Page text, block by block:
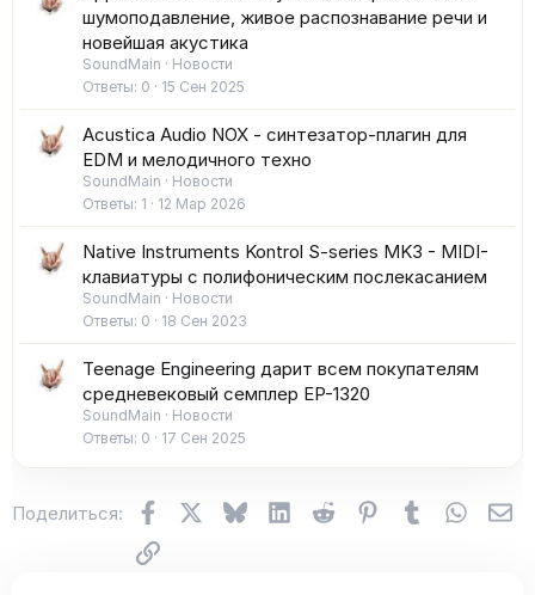
шумоподавление, живое распознавание речи и
новейшая акустика
SoundMain
Новости
Ответы 0 15 Сен 2025
Acustica Audio NOX - синтезатор-плагин для
EDM и мелодичного техно
SoundMain
Новости
Ответы 1 12 Мар 2026
Native Instruments Kontrol S-series MK3 - MIDI-
клавиатуры с полифоническим послекасанием
SoundMain
Новости
Ответы 0 18 Сен 2023
Teenage Engineering дарит всем покупателям
средневековый семплер EP-1320
SoundMain
Новости
Ответы 0 17 Сен 2025
Поделиться: FacebookX (Twitter)
BlueskyLinkedInReddit Pinterest
Tumblr
Ссылка